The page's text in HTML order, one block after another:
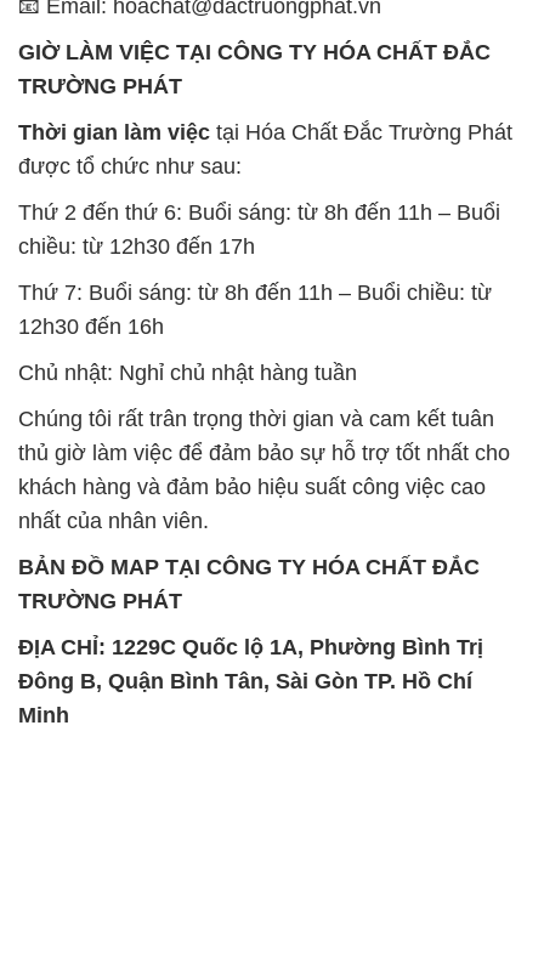
được tổ chức như sau:
Thứ 2 đến thứ 6: Buổi sáng: từ 8h đến 11h – Buổi
chiều: từ 12h30 đến 17h
Thứ 7: Buổi sáng: từ 8h đến 11h – Buổi chiều: từ
12h30 đến 16h
Chủ nhật: Nghỉ chủ nhật hàng tuần
thủ giờ làm việc để đảm bảo sự hỗ trợ tốt nhất cho
khách hàng và đảm bảo hiệu suất công việc cao
nhất của nhân viên.
BẢN ĐỒ MAP TẠI CÔNG TY HÓA CHẤT ĐẮC
TRƯỜNG PHÁT
ĐỊA CHỈ: 1229C Quốc lộ 1A, Phường Bình Trị
Đông B, Quận Bình Tân, Sài Gòn TP. Hồ Chí
Minh